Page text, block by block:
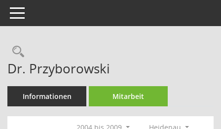
Toggle navigation
Rechercheauswahl
Dr. Przyborowski
Informationen Mitarbeit